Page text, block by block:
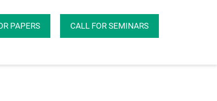
PAPERS CALL FOR SEMINARS